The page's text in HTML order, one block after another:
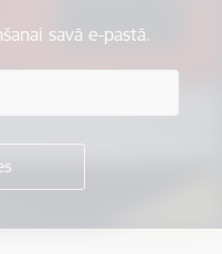
savā e-pastā.